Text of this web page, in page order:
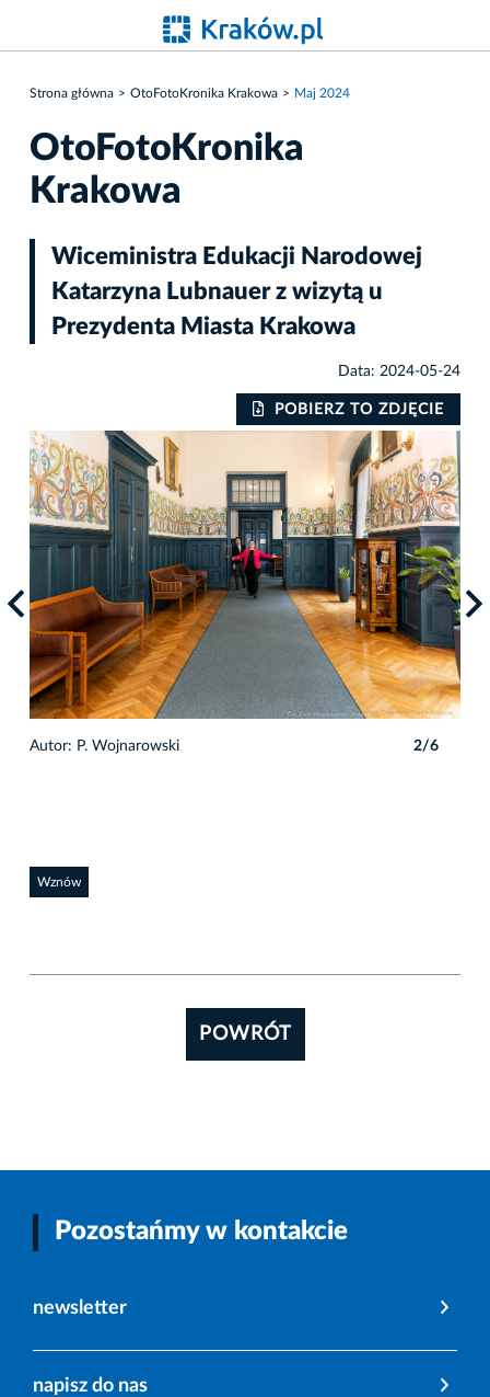
Strona główna OtoFotoKronika Krakowa Maj 2024
OtoFotoKronika
Krakowa
Wiceministra Edukacji Narodowej
Katarzyna Lubnauer z wizytą u
Prezydenta Miasta Krakowa
Data: 2024-05-24
POBIERZ TO ZDJĘCIE
Autor: P. Wojnarowski 2/6
Wznów
POWRÓT
Pozostańmy w kontakcie
newsletter
napisz do nas